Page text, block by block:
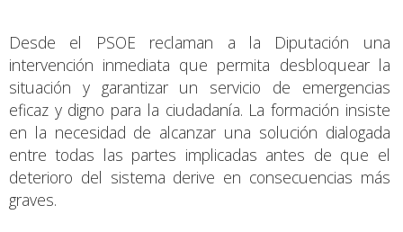
Desde el PSOE reclaman a la Diputación una
intervención inmediata que permita desbloquear la
situación y garantizar un servicio de emergencias
eficaz y digno para la ciudadanía. La formación insiste
en la necesidad de alcanzar una solución dialogada
entre todas las partes implicadas antes de que el
deterioro del sistema derive en consecuencias más
graves.